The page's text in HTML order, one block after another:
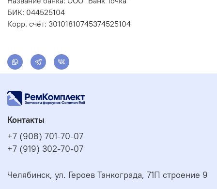
БИК: 044525104
Корр. счёт: 30101810745374525104
Контакты
+7 (908) 701-70-07
+7 (919) 302-70-07
Челябинск, ул. Героев Танкограда, 71П строение 9